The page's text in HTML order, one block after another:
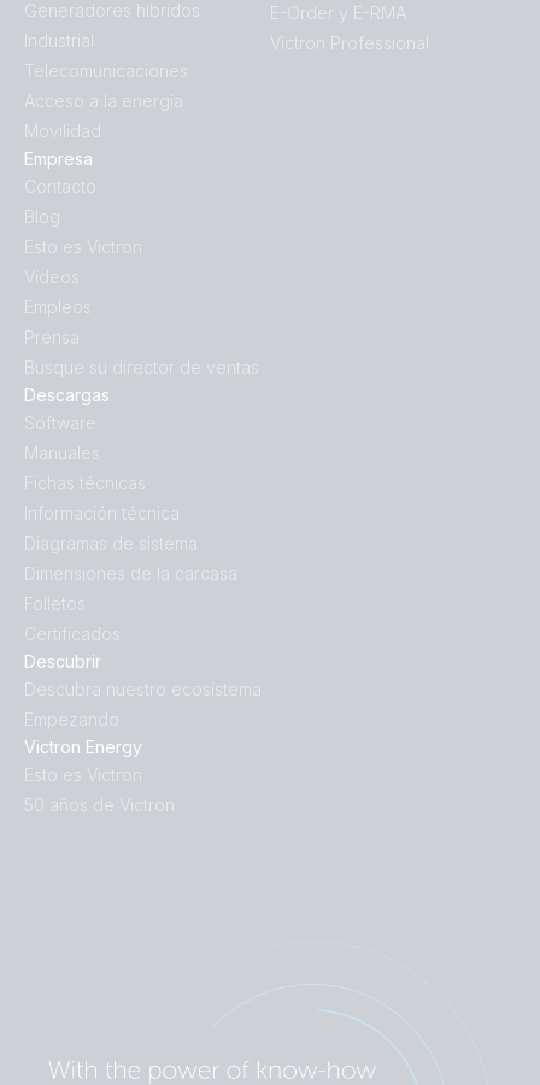
Descubrir
Descubra nuestro ecosistema
Empezando
Victron Energy
Esto es Victron
50 años de Victron
Descargas
Software
Manuales
Fichas técnicas
Información técnica
Diagramas de sistema
Dimensiones de la carcasa
Folletos
Certificados
Generadores híbridos
Industrial
Telecomunicaciones
Acceso a la energía
Movilidad
Empresa
Contacto
Blog
Esto es Victron
Vídeos
Empleos
Prensa
Busque su director de ventas
E-Order y E-RMA
Victron Professional